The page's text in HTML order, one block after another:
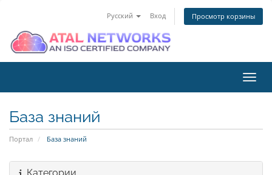
Русский Вход Просмотр корзины
База знаний
Портал База знаний